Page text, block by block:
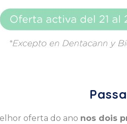
oferta do ano nos dois